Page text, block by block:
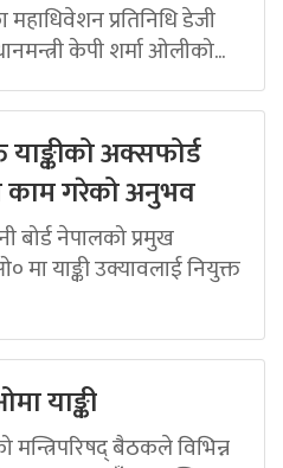
प्रतिनिधि डेजी
केपी शर्मा ओलीको...
याङ्कीको अक्सफोर्ड
काम गरेको अनुभव
बोर्ड नेपालको प्रमुख
मा याङ्की उक्यावलाई नियुक्त
याङ्की
बैठकले विभिन्न